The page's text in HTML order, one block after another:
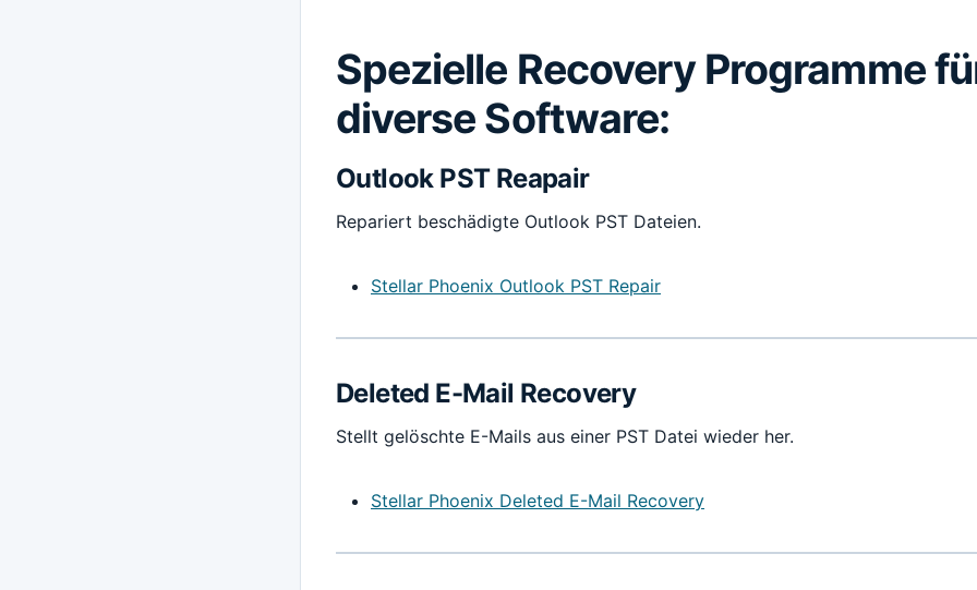
Spezielle Recovery Programme
diverse Software:
Outlook PST Reapair
Repariert beschädigte Outlook PST Dateien.
Stellar Phoenix Outlook PST Repair
Deleted E-Mail Recovery
Stellt gelöschte E-Mails aus einer PST Datei wieder her.
Stellar Phoenix Deleted E-Mail Recovery